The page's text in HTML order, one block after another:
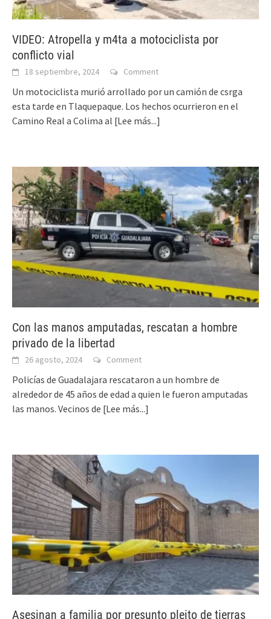
VIDEO: Atropella y m4ta a motociclista por
conflicto vial
18 septiembre, 2024 Comment
Un motociclista murió arrollado por un camión de csrga
esta tarde en Tlaquepaque. Los hechos ocurrieron en el
Camino Real a Colima al [Lee más...]
Con las manos amputadas, rescatan a hombre
privado de la libertad
26 agosto, 2024 Comment
Policías de Guadalajara rescataron a un hombre de
alrededor de 45 años de edad a quien le fueron amputadas
las manos. Vecinos de [Lee más...]
Asesinan a familia por presunto pleito de tierras